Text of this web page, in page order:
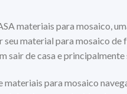
materiais para mosaico,
seu material para mosaico de
sair de casa e principalmente
materiais para mosaico